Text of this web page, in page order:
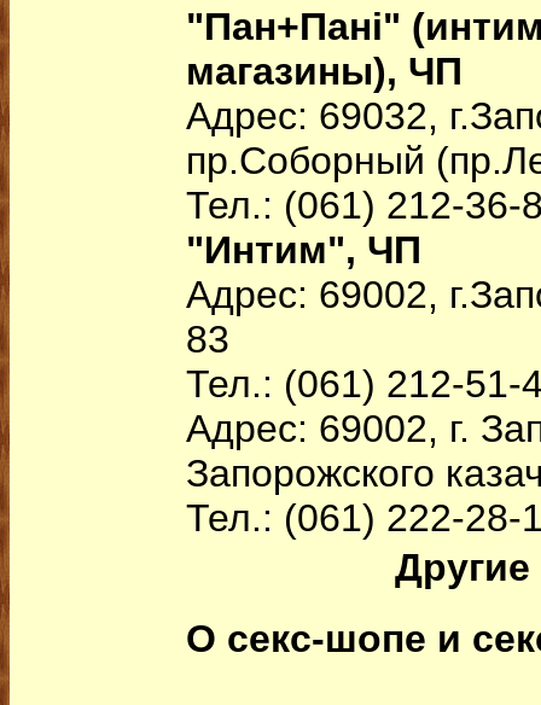
"Пан+Пані"
магазины), ЧП
Адрес: 69032,
пр.Соборный
Тел.: (061) 212-36-
"Интим", ЧП
Адрес: 69002,
83
Тел.: (061) 212-51-
Адрес: 69002, г.
Запорожского
Тел.: (061) 222-28-
Другие
О секс-шопе и